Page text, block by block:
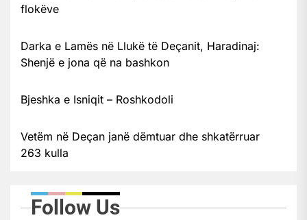
flokëve
Darka e Lamës në Llukë të Deçanit, Haradinaj:
Shenjë e jona që na bashkon
Bjeshka e Isniqit – Roshkodoli
Vetëm në Deçan janë dëmtuar dhe shkatërruar
263 kulla
Follow Us